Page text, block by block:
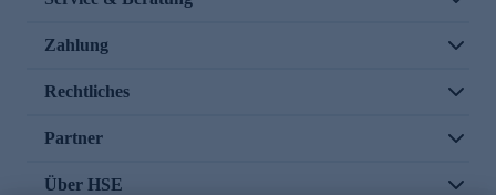
Zahlung
Rechtliches
Partner
Über HSE